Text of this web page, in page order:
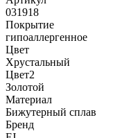
031918
Покрытие
гипоаллергенное
Цвет
Хрустальный
Цвет2
Золотой
Материал
Бижутерный сплав
Бренд